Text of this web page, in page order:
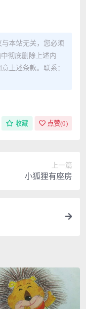
本站无关，您必须
彻底删除上述内
上述条款。联系：
收藏 点赞(0)
上一篇
小狐狸有座房